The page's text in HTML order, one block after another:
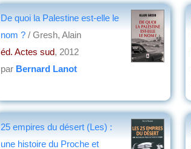
De quoi la Palestine est-elle le
nom ? / Gresh, Alain
éd. Actes sud, 2012
par Bernard Lanot
25 empires du désert (Les) :
une histoire du Proche et